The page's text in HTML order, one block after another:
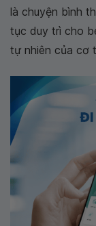
là chuyện bình
tục duy trì cho
tự nhiên của cơ